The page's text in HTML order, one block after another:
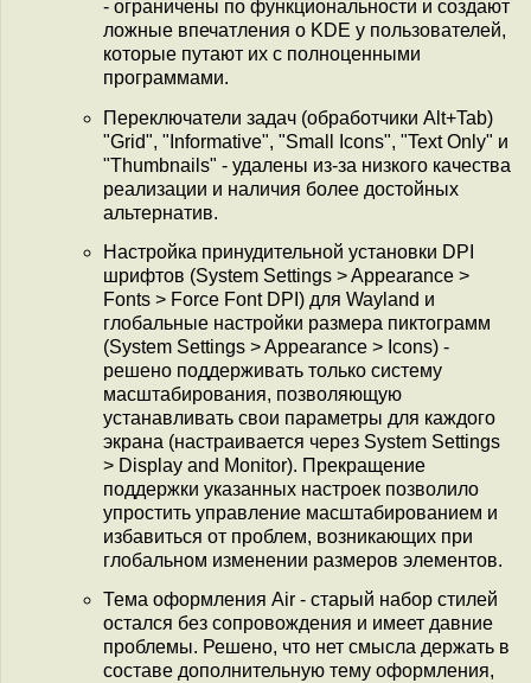
- ограничены по функциональности и создают
ложные впечатления о KDE у пользователей,
которые путают их с полноценными
программами.
Переключатели задач (обработчики Alt+Tab)
"Grid", "Informative", "Small Icons", "Text Only" и
"Thumbnails" - удалены из-за низкого качества
реализации и наличия более достойных
альтернатив.
Настройка принудительной установки DPI
шрифтов (System Settings > Appearance >
Fonts > Force Font DPI) для Wayland и
глобальные настройки размера пиктограмм
(System Settings > Appearance > Icons) -
решено поддерживать только систему
масштабирования, позволяющую
устанавливать свои параметры для каждого
экрана (настраивается через System Settings
> Display and Monitor). Прекращение
поддержки указанных настроек позволило
упростить управление масштабированием и
избавиться от проблем, возникающих при
глобальном изменении размеров элементов.
Тема оформления Air - старый набор стилей
остался без сопровождения и имеет давние
проблемы. Решено, что нет смысла держать в
составе дополнительную тему оформления,